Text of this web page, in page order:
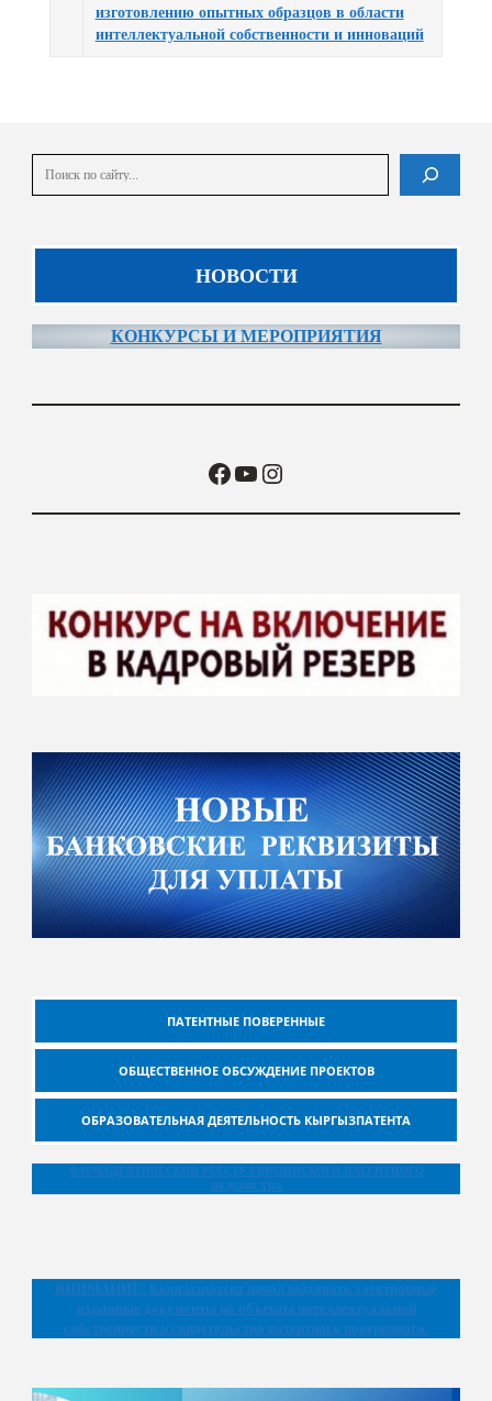
изготовлению опытных образцов в области
интеллектуальной собственности и инноваций
НОВОСТИ
КОНКУРСЫ И МЕРОПРИЯТИЯ
Facebook
YouTube
Instagram
ПАТЕНТНЫЕ ПОВЕРЕННЫЕ
ОБЩЕСТВЕННОЕ ОБСУЖДЕНИЕ ПРОЕКТОВ
ОБРАЗОВАТЕЛЬНАЯ ДЕЯТЕЛЬНОСТЬ КЫРГЫЗПАТЕНТА
ФАРМАЦЕВТИЧЕСКИЙ РЕЕСТР ЕВРАЗИЙСКОГО ПАТЕНТНОГО
ВЕДОМСТВА
ВНИМАНИЕ! Кыргызпатент начал выдавать электронные
охранные документы на объекты интеллектуальной
собственности и свидетельство патентного поверенного.